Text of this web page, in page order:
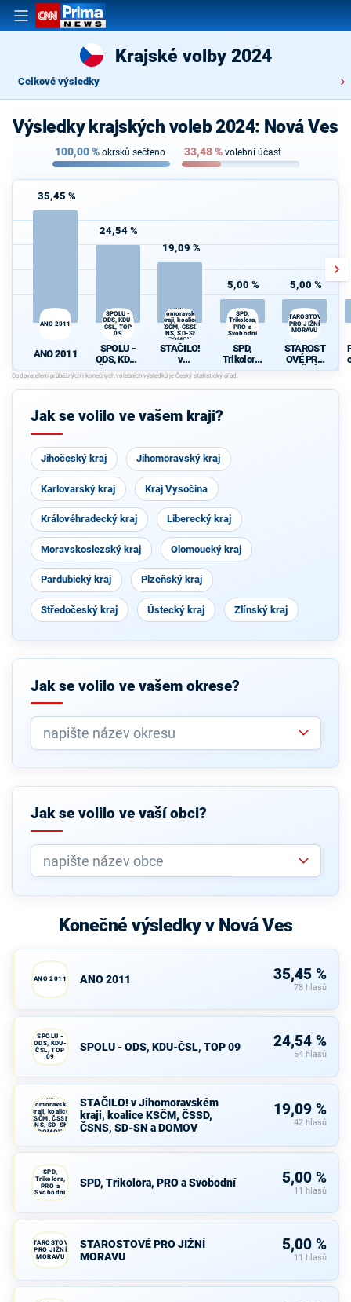
Krajské volby 2024
Celkové výsledky
Výsledky krajských voleb 2024: Nová Ves
100,00% okrsků sečteno 33,48% volební účast
35,45 %
ANO 2011
ANO 2011
24,54 %
SPOLU -
ODS, KDU-
ČSL, TOP
09
SPOLU -
ODS, KDU-
ČSL, TOP
09
19,09 %
STAČILO! v
Jihomoravském
kraji, koalice
KSČM, ČSSD,
ČSNS, SD-SN a
DOMOV
STAČILO!
v
Jihomorav
ském
kraji,
KSČM,
SN a
DOMOV
5,00 %
SPD,
Trikolora,
PRO a
Svobodní
SPD,
Trikolora,
PRO a
Svobodní
5,00 %
STAROSTOVÉ
PRO JIŽNÍ
MORAVU
STAROST
OVÉ PRO
JIŽNÍ
Jak se volilo ve vašem kraji?
Jihočeský kraj Jihomoravský kraj
Karlovarský kraj Kraj Vysočina
Královéhradecký kraj Liberecký kraj
Moravskoslezský kraj Olomoucký kraj
Pardubický kraj Plzeňský kraj
Středočeský kraj Ústecký kraj Zlínský kraj
Jak se volilo ve vašem okrese?
Jak se volilo ve vaší obci?
Konečné výsledky v Nová Ves
ANO 2011 ANO 2011 35,45 %
78 hlasů
SPOLU -
ODS, KDU-
ČSL, TOP
09
SPOLU - ODS, KDU-ČSL, TOP 09 24,54 %
54 hlasů
STAČILO! v
Jihomoravském
kraji, koalice
KSČM, ČSSD,
ČSNS, SD-SN a
DOMOV
STAČILO! v Jihomoravském
kraji, koalice KSČM, ČSSD,
ČSNS, SD-SN a DOMOV
19,09 %
42 hlasů
SPD,
Trikolora,
PRO a
Svobodní
SPD, Trikolora, PRO a Svobodní 5,00 %
11 hlasů
STAROSTOVÉ
PRO JIŽNÍ
MORAVU
STAROSTOVÉ PRO JIŽNÍ
MORAVU
5,00 %
11 hlasů